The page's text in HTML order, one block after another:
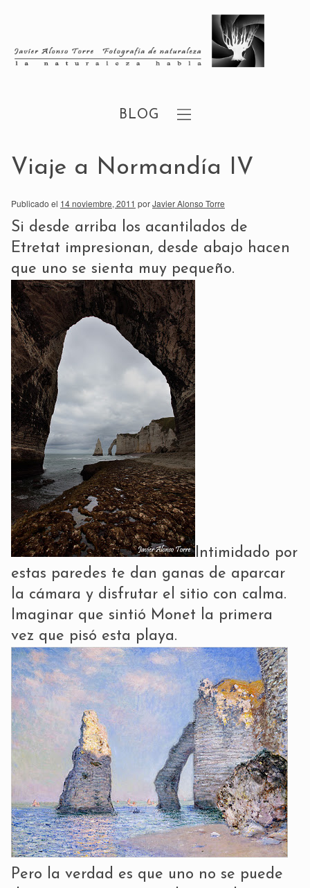
BLOG
Viaje a Normandía IV
Publicado el 14 noviembre, 2011 porJavier Alonso Torre
Si desde arriba los acantilados de
Etretat impresionan, desde abajo hacen
que uno se sienta muy pequeño.
Intimidado por
estas paredes te dan ganas de aparcar
la cámara y disfrutar el sitio con calma.
Imaginar que sintió Monet la primera
vez que pisó esta playa.
Pero la verdad es que uno no se puede